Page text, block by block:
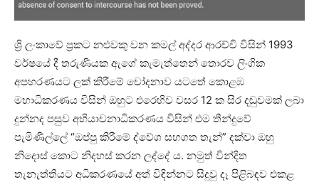
ශ්‍රි ලංකාවේ ප්‍රකට නළුවකු වන කමල් අද්දර ආරච්චි විසින් 1993
වර්ෂයේ දී තරුණියක ඇගේ කැමැත්තෙන් තොරව ලිංගික
අපහරණයට ලක් කිරීමේ චෝදනාව යටතේ කොළඹ
මහාධිකරණය විසින් ඔහුට එරෙහිව වසර 12 ක සිර දඬුවමක් ලබා
දුන්නද පසුව අභියාචනාධිකරණය විසින් එම තීන්දුවේ
පැමිණිල්ලේ “ඔප්පු කිරීමේ ද්වේශ සහගත තැන්” දක්වා ඔහු
නිදොස් කොට නිදහස් කරන ලද්දේ ය. නමුත් වින්දිත
තැනැත්තියට අධිකරණයේ අත් විඳින්නට සිදුවු දෑ පිළිබඳව එකළ